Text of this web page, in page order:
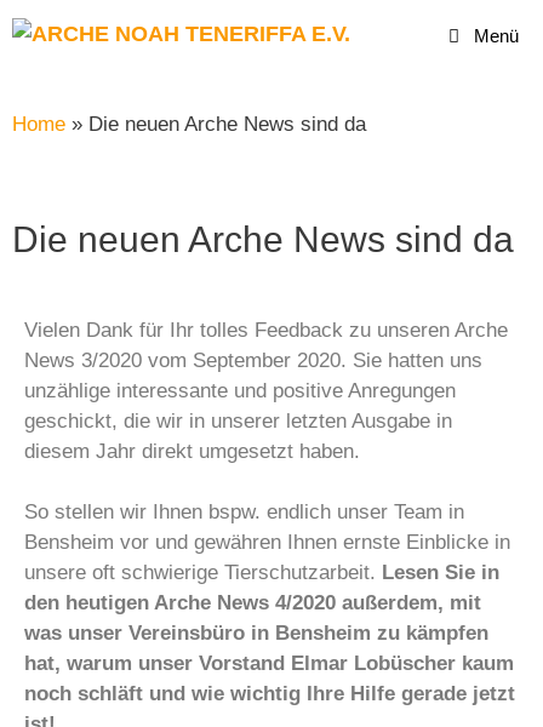
Menü
Home » Die neuen Arche News sind da
Die neuen Arche News sind da
Vielen Dank für Ihr tolles Feedback zu unseren Arche
News 3/2020 vom September 2020. Sie hatten uns
unzählige interessante und positive Anregungen
geschickt, die wir in unserer letzten Ausgabe in
diesem Jahr direkt umgesetzt haben.
So stellen wir Ihnen bspw. endlich unser Team in
Bensheim vor und gewähren Ihnen ernste Einblicke in
unsere oft schwierige Tierschutzarbeit. Lesen Sie in
den heutigen Arche News 4/2020 außerdem, mit
was unser Vereinsbüro in Bensheim zu kämpfen
hat, warum unser Vorstand Elmar Lobüscher kaum
noch schläft und wie wichtig Ihre Hilfe gerade jetzt